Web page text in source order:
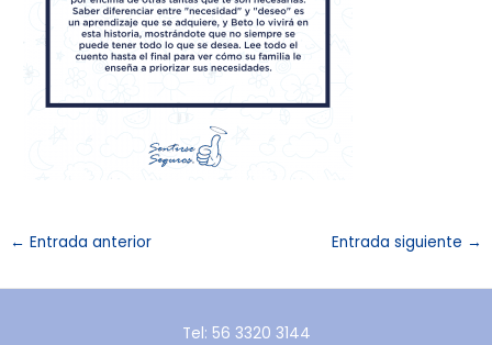
← Entrada anterior Entrada siguiente →
Tel: 56 3320 3144